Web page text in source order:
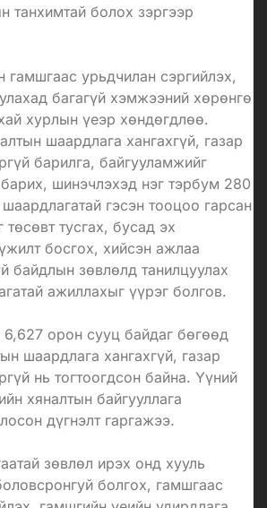
танхимтай болох зэргээр
гамшгаас урьдчилан сэргийлэх,
багагүй хэмжээний хөрөнгө
хурлын үеэр хөндөгдлөө.
шаардлага хангахгүй, газар
барилга, байгууламжийг
шинэчлэхэд нэг тэрбум 280
шаардлагатай гэсэн тооцоо гарсан
тусгах, бусад эх
босгох, хийсэн ажлаа
байдлын зөвлөлд танилцуулах
ажиллахыг үүрэг болгов.
орон сууц байдаг бөгөөд
шаардлага хангахгүй, газар
нь тогтоогдсон байна. Үүний
хяналтын байгууллага
дүгнэлт гаргажээ.
зөвлөл ирэх онд хууль
болгох, гамшгаас